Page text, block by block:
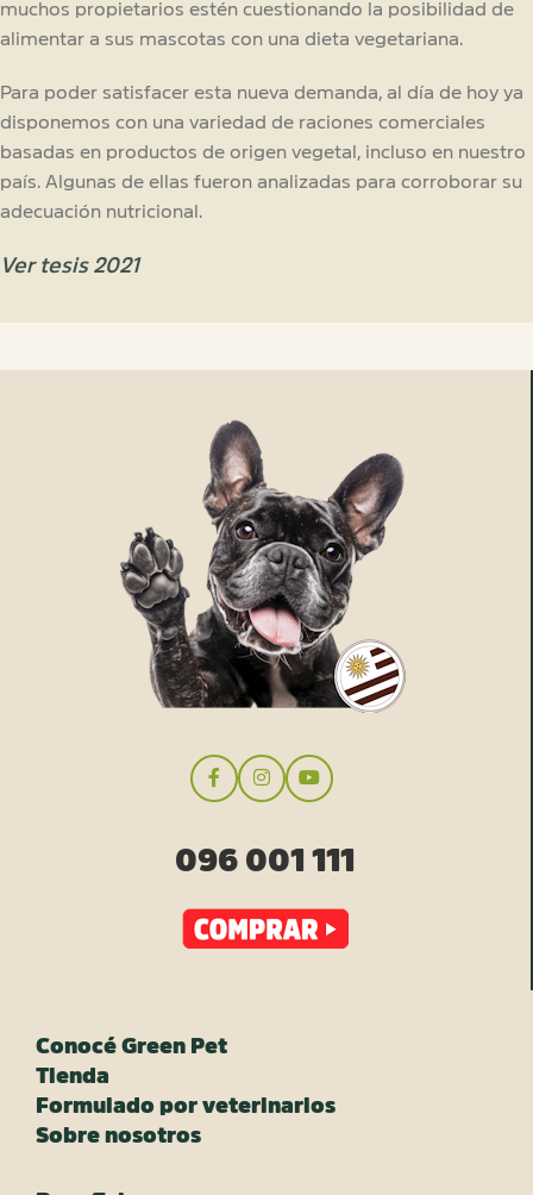
muchos propietarios estén cuestionando la posibilidad de
alimentar a sus mascotas con una dieta vegetariana.
Para poder satisfacer esta nueva demanda, al día de hoy ya
disponemos con una variedad de raciones comerciales
basadas en productos de origen vegetal, incluso en nuestro
país. Algunas de ellas fueron analizadas para corroborar su
adecuación nutricional.
Ver tesis 2021
096 001 111
Conocé Green Pet
Tienda
Formulado por veterinarios
Sobre nosotros